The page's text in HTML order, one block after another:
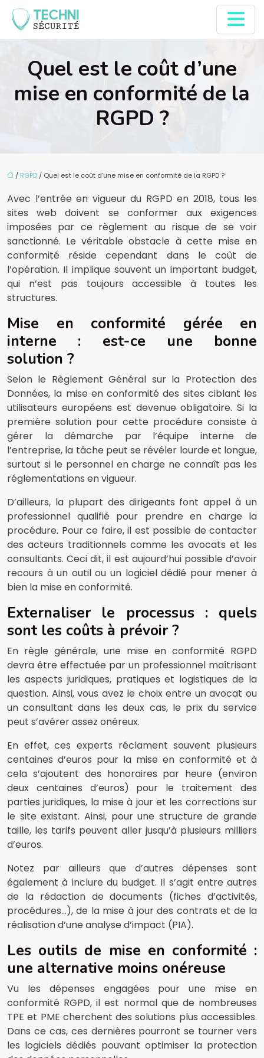
Quel est le coût d’une
mise en conformité de la
RGPD ?
/ RGPD / Quel est le coût d’une mise en conformité de la RGPD ?
Avec l’entrée en vigueur du RGPD en 2018, tous les
sites web doivent se conformer aux exigences
imposées par ce règlement au risque de se voir
sanctionné. Le véritable obstacle à cette mise en
conformité réside cependant dans le coût de
l’opération. Il implique souvent un important budget,
qui n’est pas toujours accessible à toutes les
structures.
Mise en conformité gérée en
interne : est-ce une bonne
solution ?
Selon le Règlement Général sur la Protection des
Données, la mise en conformité des sites ciblant les
utilisateurs européens est devenue obligatoire. Si la
première solution pour cette procédure consiste à
gérer la démarche par l’équipe interne de
l’entreprise, la tâche peut se révéler lourde et longue,
surtout si le personnel en charge ne connaît pas les
réglementations en vigueur.
D’ailleurs, la plupart des dirigeants font appel à un
professionnel qualifié pour prendre en charge la
procédure. Pour ce faire, il est possible de contacter
des acteurs traditionnels comme les avocats et les
consultants. Ceci dit, il est aujourd’hui possible d’avoir
recours à un outil ou un logiciel dédié pour mener à
bien la mise en conformité.
Externaliser le processus : quels
sont les coûts à prévoir ?
En règle générale, une mise en conformité RGPD
devra être effectuée par un professionnel maîtrisant
les aspects juridiques, pratiques et logistiques de la
question. Ainsi, vous avez le choix entre un avocat ou
un consultant dans les deux cas, le prix du service
peut s’avérer assez onéreux.
En effet, ces experts réclament souvent plusieurs
centaines d’euros pour la mise en conformité et à
cela s’ajoutent des honoraires par heure (environ
deux centaines d’euros) pour le traitement des
parties juridiques, la mise à jour et les corrections sur
le site existant. Ainsi, pour une structure de grande
taille, les tarifs peuvent aller jusqu’à plusieurs milliers
d’euros.
Notez par ailleurs que d’autres dépenses sont
également à inclure du budget. Il s’agit entre autres
de la rédaction de documents (fiches d’activités,
procédures…), de la mise à jour des contrats et de la
réalisation d’une analyse d’impact (PIA).
Les outils de mise en conformité :
une alternative moins onéreuse
Vu les dépenses engagées pour une mise en
conformité RGPD, il est normal que de nombreuses
TPE et PME cherchent des solutions plus accessibles.
Dans ce cas, ces dernières pourront se tourner vers
les logiciels dédiés pouvant optimiser la protection